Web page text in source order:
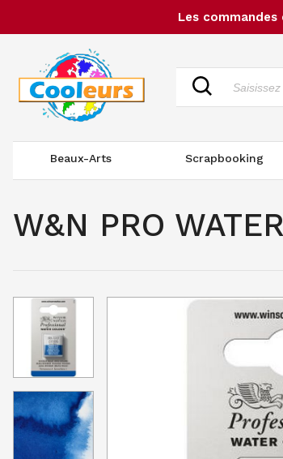
Les
Beaux-Arts Scrapbooking
W&N PRO